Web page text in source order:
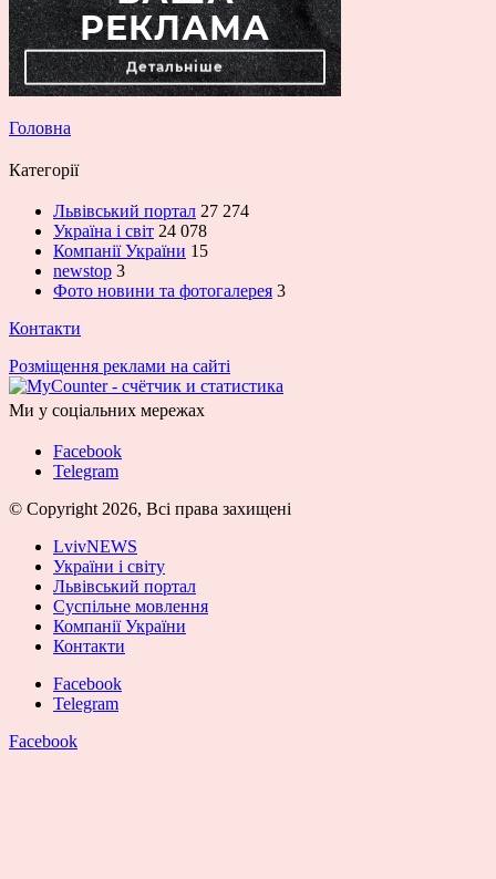
Головна
Категорії
Львівський портал 27 274
Україна і світ 24 078
Компанії України 15
newstop 3
Фото новини та фотогалерея 3
Контакти
Розміщення реклами на сайті
Ми у соціальних мережах
Facebook
Telegram
© Copyright 2026, Всі права захищені
LvivNEWS
України і світу
Львівський портал
Суспільне мовлення
Компанії України
Контакти
Facebook
Telegram
Facebook